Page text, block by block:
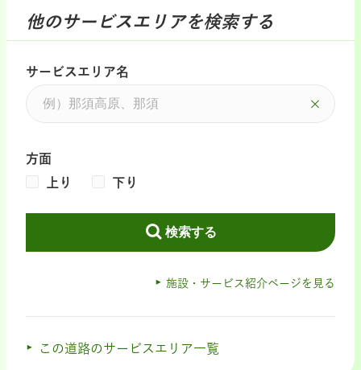
他のサービスエリアを検索する
サービスエリア名
方面
上り
下り
検索する
施設・サービス紹介ページを見る
この道路のサービスエリア一覧